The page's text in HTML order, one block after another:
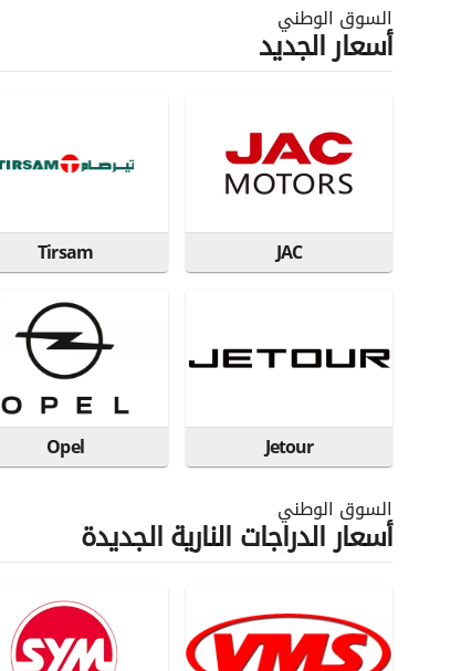
السوق الوطني
أسعار الجديد
JAC
Tirsam
Jetour
Opel
السوق الوطني
أسعار الدراجات النارية الجديدة